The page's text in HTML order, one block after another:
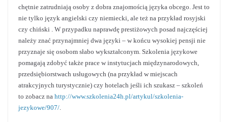
chętnie zatrudniają osoby z dobra znajomością języka obcego. Jest to
nie tylko język angielski czy niemiecki, ale też na przykład rosyjski
czy chiński . W przypadku naprawdę prestiżowych posad najczęściej
należy znać przynajmniej dwa języki – w końcu wysokiej pensji nie
przyznaje się osobom słabo wykształconym. Szkolenia językowe
pomagają zdobyć także prace w instytucjach międzynarodowych,
przedsiębiorstwach usługowych (na przykład w miejscach
atrakcyjnych turystycznie) czy hotelach jeśli ich szukasz – szkoleń
to zobacz na http://www.szkolenia24h.pl/artykul/szkolenia-
jezykowe/907/.